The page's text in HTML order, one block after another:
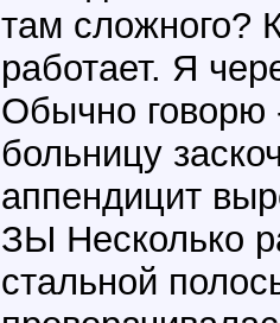
там сложного?
работает. Я
Обычно говорю
больницу
аппендицит
ЗЫ Несколько
стальной